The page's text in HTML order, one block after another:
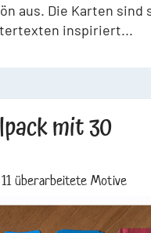
aus. Die Karten sind
inspiriert...
mit 30
überarbeitete Motive